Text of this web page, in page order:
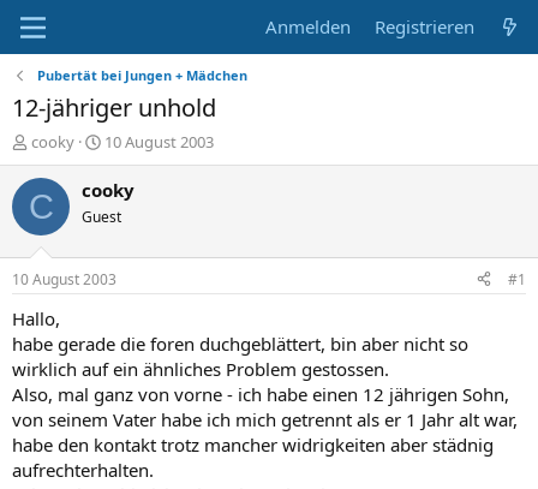
Anmelden Registrieren
Pubertät bei Jungen + Mädchen
12-jähriger unhold
E
r
s
t
e
r
cooky
E
r
s
e
l
t
m
10 August 2003
C cooky
Guest
10 August 2003 #1
Hallo,
habe gerade die foren duchgeblättert, bin aber nicht so
wirklich auf ein ähnliches Problem gestossen.
Also, mal ganz von vorne - ich habe einen 12 jährigen Sohn,
von seinem Vater habe ich mich getrennt als er 1 Jahr alt war,
habe den kontakt trotz mancher widrigkeiten aber städnig
aufrechterhalten.